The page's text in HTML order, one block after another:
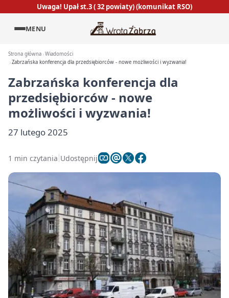
Uwaga! Upał st.3 ( 32 powiaty) (komunikat RSO)
MENU
Strona główna Wiadomości
Zabrzańska konferencja dla przedsiębiorców - nowe możliwości i wyzwania!
Zabrzańska konferencja dla
przedsiębiorców - nowe
możliwości i wyzwania!
27 lutego 2025
1 min czytania Udostępnij